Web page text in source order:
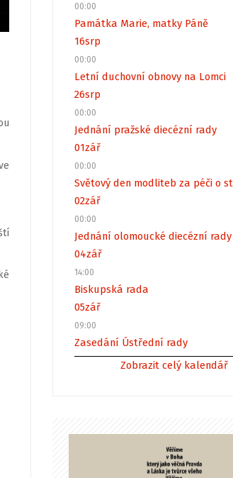
00:00
Památka Marie, matky Páně
16srp
00:00
Letní duchovní obnovy na Lomci
26srp
00:00
Jednání pražské diecézní rady
01zář
00:00
Světový den modliteb za péči o
02zář
00:00
Jednání olomoucké diecézní rady
04zář
14:00
Biskupská rada
05zář
09:00
Zasedání Ústřední rady
Zobrazit celý kalendář